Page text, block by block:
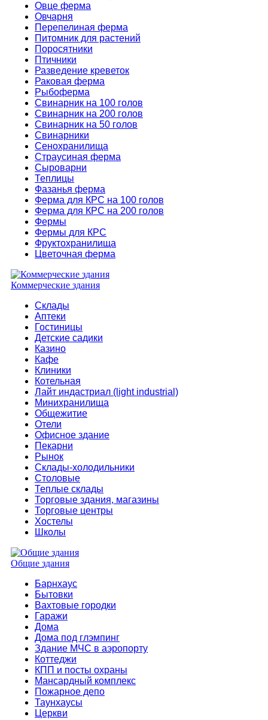
Овце ферма
Овчарня
Перепелиная ферма
Питомник для растений
Поросятники
Птичники
Разведение креветок
Раковая ферма
Рыбоферма
Свинарник на 100 голов
Свинарник на 200 голов
Свинарник на 50 голов
Свинарники
Сенохранилища
Страусиная ферма
Сыроварни
Теплицы
Фазанья ферма
Ферма для КРС на 100 голов
Ферма для КРС на 200 голов
Фермы
Фермы для КРС
Фруктохранилища
Цветочная ферма
Коммерческие здания
Склады
Аптеки
Гостиницы
Детские садики
Казино
Кафе
Клиники
Котельная
Лайт индастриал (light industrial)
Минихранилища
Общежитие
Отели
Офисное здание
Пекарни
Рынок
Склады-холодильники
Столовые
Теплые склады
Торговые здания, магазины
Торговые центры
Хостелы
Школы
Общие здания
Барнхаус
Бытовки
Вахтовые городки
Гаражи
Дома
Дома под глэмпинг
Здание МЧС в аэропорту
Коттеджи
КПП и посты охраны
Мансардный комплекс
Пожарное депо
Таунхаусы
Церкви